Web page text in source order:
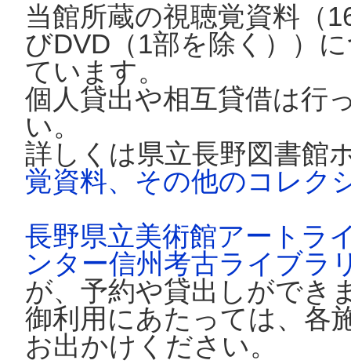
当館所蔵の視聴覚資料（
びDVD（1部を除く））
ています。
個人貸出や相互貸借は行
い。
詳しくは県立長野図書館
覚資料、その他のコレク
長野県立美術館アートラ
ンター信州考古ライブラ
が、予約や貸出しができ
御利用にあたっては、各
お出かけください。